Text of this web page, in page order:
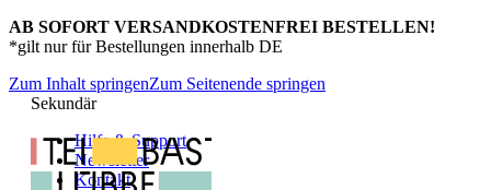
AB SOFORT VERSANDKOSTENFREI BESTELLEN!
*gilt nur für Bestellungen innerhalb DE
Zum Inhalt springenZum Seitenende springen
Sekundär
Hilfe & Support
Newsletter
Kontakt